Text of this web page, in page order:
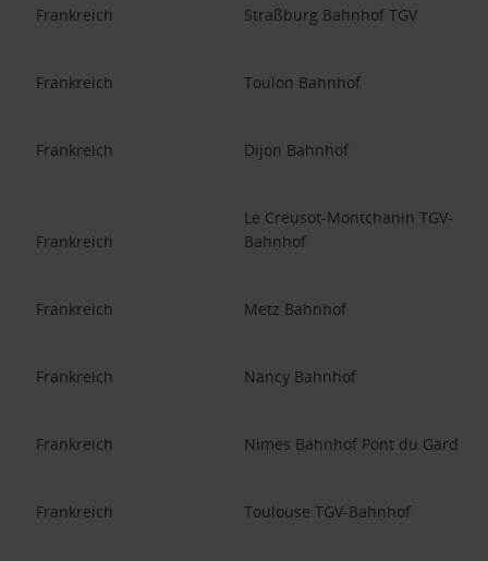
Frankreich Straßburg Bahnhof TGV
Frankreich Toulon Bahnhof
Frankreich Dijon Bahnhof
Frankreich
Le Creusot-Montchanin TGV-
Bahnhof
Frankreich Metz Bahnhof
Frankreich Nancy Bahnhof
Frankreich Nimes Bahnhof Pont du Gard
Frankreich Toulouse TGV-Bahnhof